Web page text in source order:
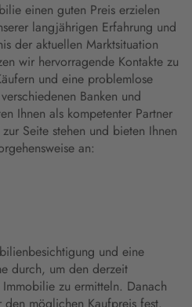
einen guten Preis erzielen
langjährigen Erfahrung und
der aktuellen Marktsituation
wir hervorragende Kontakte zu
und eine problemlose
Banken und
Ihnen als kompetenter Partner
Seite stehen und bieten Ihnen
an:
und eine
durch, um den derzeit
zu ermitteln. Danach